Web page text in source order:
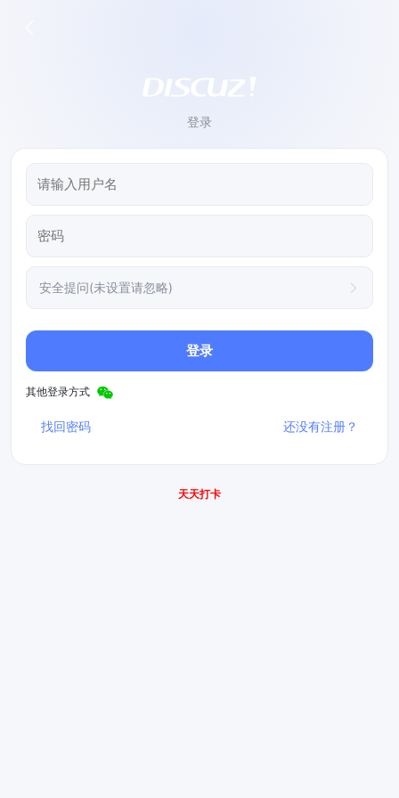
登录
安全提问(未设置请忽略)
登录
其他登录方式
找回密码 还没有注册？
天天打卡